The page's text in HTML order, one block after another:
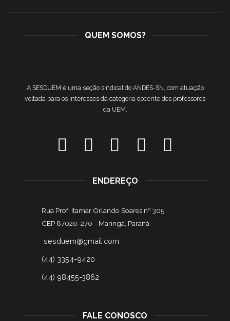
QUEM SOMOS?
A SESDUEM é uma seção sindical do ANDES-SN, com atuação
voltada para os interesses da categoria docente dos professores
da UEM.
ENDEREÇO
Rua Prof. Itamar Orlando Soares nº 305
CEP 87020-270 - Maringá, Paraná
sesduem@gmail.com
(44) 3354-9420
(44) 98455-3862
FALE CONOSCO